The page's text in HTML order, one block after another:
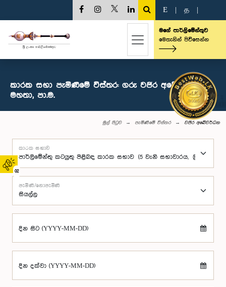
02
E த
මගේ පාර්ලිමේන්තුව
මෙතැනින් පිවිසෙන්න
කාරක සභා පැමිණීමේ විස්තර: ගරු වජිර අබේවර්ධන
මහතා, පා.ම.
මුල් පිටුව පැමිණීමේ විස්තර වජිර අබේවර්ධන
කාරක සභාව
පැමිණි/නොපැමිණි
දින සිට (YYYY-MM-DD)
දින දක්වා (YYYY-MM-DD)